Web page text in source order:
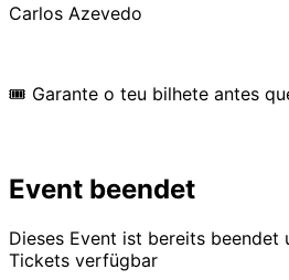
Carlos Azevedo
🎟 Garante o teu bilhete antes
Event beendet
Dieses Event ist bereits beendet
Tickets verfügbar